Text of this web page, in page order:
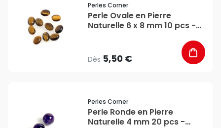
Perles Corner
Perle Ovale en Pierre
Naturelle 6 x 8 mm 10 pcs -
Dès 5,50 €
Perles Corner
Perle Ronde en Pierre
Naturelle 4 mm 20 pcs -